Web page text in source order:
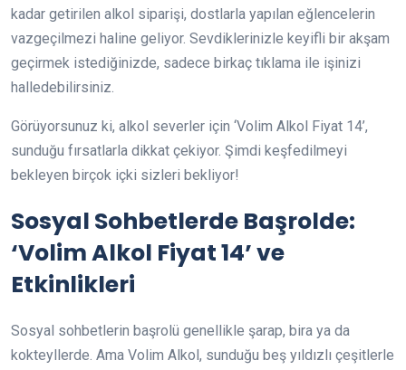
kadar getirilen alkol siparişi, dostlarla yapılan eğlencelerin
vazgeçilmezi haline geliyor. Sevdiklerinizle keyifli bir akşam
geçirmek istediğinizde, sadece birkaç tıklama ile işinizi
halledebilirsiniz.
Görüyorsunuz ki, alkol severler için ‘Volim Alkol Fiyat 14’,
sunduğu fırsatlarla dikkat çekiyor. Şimdi keşfedilmeyi
bekleyen birçok içki sizleri bekliyor!
Sosyal Sohbetlerde Başrolde:
‘Volim Alkol Fiyat 14’ ve
Etkinlikleri
Sosyal sohbetlerin başrolü genellikle şarap, bira ya da
kokteyllerde. Ama Volim Alkol, sunduğu beş yıldızlı çeşitlerle